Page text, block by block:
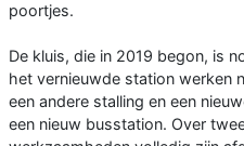
poortjes.
De kluis, die in 2019 begon, is
het vernieuwde station werken
een andere stalling en een
een nieuw busstation. Over